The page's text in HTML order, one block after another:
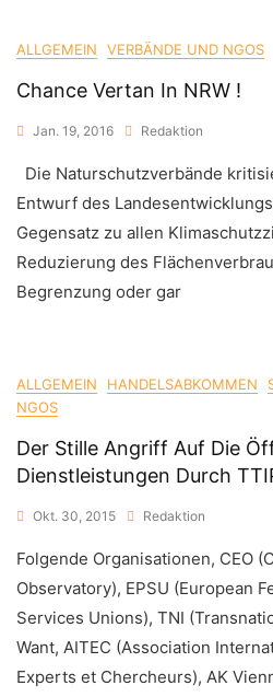
ALLGEMEIN VERBÄNDE UND NGOS
Chance Vertan In NRW !
Jan. 19, 2016 Redaktion
Die Naturschutzverbände
Entwurf des
Gegensatz zu allen
Reduzierung des
Begrenzung oder gar
ALLGEMEIN HANDELSABKOMMEN
NGOS
Der Stille Angriff Auf Die
Dienstleistungen Durch
Okt. 30, 2015 Redaktion
Folgende Organisationen, CEO
Observatory), EPSU (European
Services Unions), TNI
Want, AITEC (Association
Experts et Chercheurs), AK